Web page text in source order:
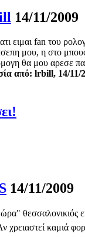
14/11/2009
ειμαι fan του
μου, η στο
θα μου αρεσε
από: lrbill, 14/11/
14/11/2009
θεσσαλονικιός
χρειαστεί καμιά